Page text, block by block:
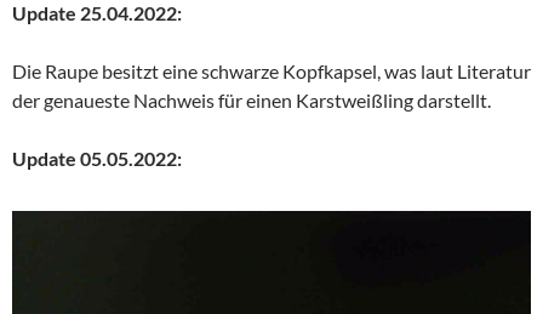
Update 25.04.2022:
Die Raupe besitzt eine schwarze Kopfkapsel, was laut Literatur
der genaueste Nachweis für einen Karstweißling darstellt.
Update 05.05.2022: